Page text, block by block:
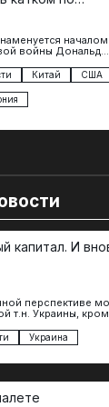
началом
войны Дональда
стран…Китай США
капитал. И
перспективе
т.н. Украины,
Украина